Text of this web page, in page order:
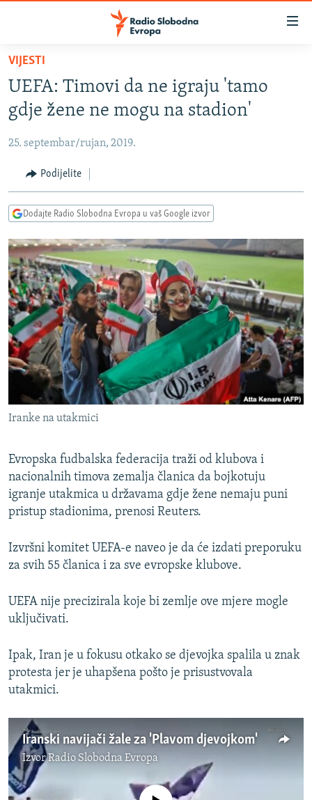
Pređite
glavni
sadržaj
Pređite
na
navigaciju
Pređite
na
BOSNA I HERCEGOVINA
SRBIJA
KOSOVO
CRNA GORA
VIDEO
FOTOGALERIJE
INFOGRAFIKE
PODCASTI
RAT U UKRAJINI
KINA NA BALKANU
RSE PRIČE IZ SVIJETA
ISPRIČAJ MI
DNEVNO@RSE
SPECIJALI RSE
VIŠE OD NASLOVA
POPLAVE I KLIZIŠTA U BIH 2024.
TV LIBERTY
POST SCRIPTUM
TRI DECENIJE OD RATA U BIH
NASTANAK I RASPAD JUGOSLAVIJE
PRATITE NAS
Sve RFE/RL stranice
VIJESTI
UEFA: Timovi da ne igraju 'tamo
gdje žene ne mogu na stadion'
25. septembar/rujan, 2019.
Podijelite
Dodajte Radio Slobodna Evropa u vaš Google izvor
Iranke na utakmici
Evropska fudbalska federacija traži od klubova i
nacionalnih timova zemalja članica da bojkotuju
igranje utakmica u državama gdje žene nemaju puni
pristup stadionima, prenosi Reuters.
Izvršni komitet UEFA-e naveo je da će izdati preporuku
za svih 55 članica i za sve evropske klubove.
UEFA nije precizirala koje bi zemlje ove mjere mogle
uključivati.
Ipak, Iran je u fokusu otkako se djevojka spalila u znak
protesta jer je uhapšena pošto je prisustvovala
utakmici.
Iranski navijači žale za 'Plavom djevojkom'
IzvorRadio Slobodna Evropa
No media source currently available